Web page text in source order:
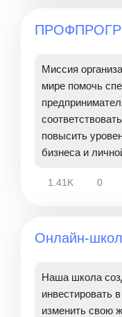
Миссия
мире помочь
повысить
бизнеса и
1.41K 0
Онлайн-
Наша школа
инвестировать
изменить свою